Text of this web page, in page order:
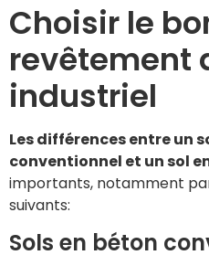
Choisir le
revêtement
industriel
Les différences entre un
conventionnel et un sol
importants, notamment
suivants:
Sols en béton